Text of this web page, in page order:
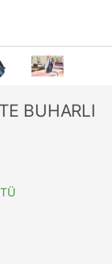
BUHARLI